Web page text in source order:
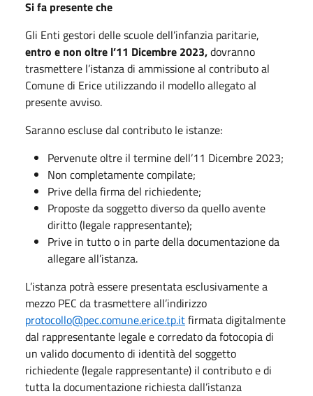
Si fa presente che
Gli Enti gestori delle scuole dell’infanzia paritarie,
entro e non oltre l’11 Dicembre 2023,dovranno
trasmettere l’istanza di ammissione al contributo al
Comune di Erice utilizzando il modello allegato al
presente avviso.
Saranno escluse dal contributo le istanze:
Pervenute oltre il termine dell’11 Dicembre 2023;
Non completamente compilate;
Prive della firma del richiedente;
Proposte da soggetto diverso da quello avente
diritto (legale rappresentante);
Prive in tutto o in parte della documentazione da
allegare all’istanza.
L’istanza potrà essere presentata esclusivamente a
mezzo PEC da trasmettere all’indirizzo
protocollo@pec.comune.erice.tp.itfirmata digitalmente
dal rappresentante legale e corredato da fotocopia di
un valido documento di identità del soggetto
richiedente (legale rappresentante) il contributo e di
tutta la documentazione richiesta dall’istanza